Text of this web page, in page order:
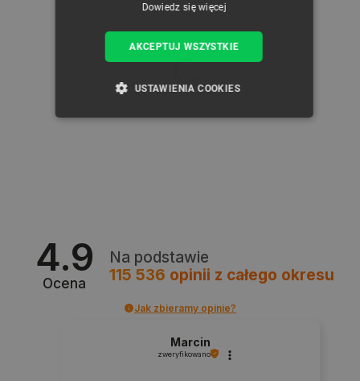
4.9
Ocena
Na podstawie
115 536 opinii z całego okresu
Jak zbieramy opinie?
Marcin
zweryfikowano
Dowiedz się więcej
AKCEPTUJ WSZYSTKIE
USTAWIENIA COOKIES
Niezbędne Wydajność Targetowanie
podstawowych funkcji strony internetowej, takich
jak logowanie użytkownika i zarządzanie kontem.